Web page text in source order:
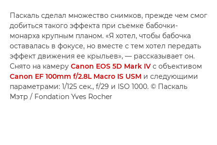
Паскаль сделал множество снимков, прежде чем смог
добиться такого эффекта при съемке бабочки-
монарха крупным планом. «Я хотел, чтобы бабочка
оставалась в фокусе, но вместе с тем хотел передать
эффект движения ее крыльев», — рассказывает он.
Снято на камеру Canon EOS 5D Mark IV с объективом
Canon EF 100mm f/2.8L Macro IS USM и следующими
параметрами: 1/125 сек., f/29 и ISO 1000. © Паскаль
Мэтр / Fondation Yves Rocher